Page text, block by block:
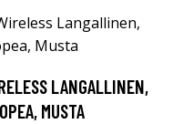
LANGALLINEN,
MUSTA